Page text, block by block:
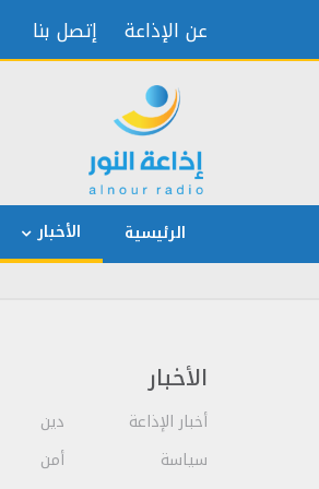
عن الإذاعة إتصل بنا
الرئيسية الأخبار
الأخبار
أخبار الإذاعة
سياسة
دين
أمن